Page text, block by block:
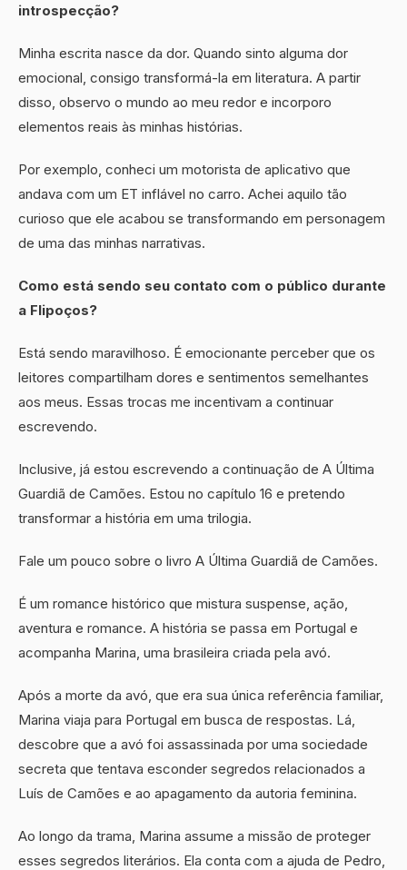
introspecção?
Minha escrita nasce da dor. Quando sinto alguma dor
emocional, consigo transformá-la em literatura. A partir
disso, observo o mundo ao meu redor e incorporo
elementos reais às minhas histórias.
Por exemplo, conheci um motorista de aplicativo que
andava com um ET inflável no carro. Achei aquilo tão
curioso que ele acabou se transformando em personagem
de uma das minhas narrativas.
Como está sendo seu contato com o público durante
a Flipoços?
Está sendo maravilhoso. É emocionante perceber que os
leitores compartilham dores e sentimentos semelhantes
aos meus. Essas trocas me incentivam a continuar
escrevendo.
Inclusive, já estou escrevendo a continuação de A Última
Guardiã de Camões. Estou no capítulo 16 e pretendo
transformar a história em uma trilogia.
Fale um pouco sobre o livro A Última Guardiã de Camões.
É um romance histórico que mistura suspense, ação,
aventura e romance. A história se passa em Portugal e
acompanha Marina, uma brasileira criada pela avó.
Após a morte da avó, que era sua única referência familiar,
Marina viaja para Portugal em busca de respostas. Lá,
descobre que a avó foi assassinada por uma sociedade
secreta que tentava esconder segredos relacionados a
Luís de Camões e ao apagamento da autoria feminina.
Ao longo da trama, Marina assume a missão de proteger
esses segredos literários. Ela conta com a ajuda de Pedro,